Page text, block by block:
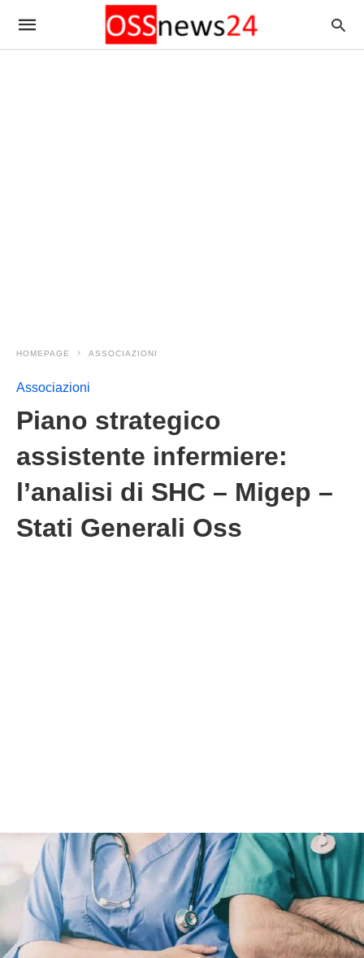
HOMEPAGE ASSOCIAZIONI
Associazioni
Piano strategico
assistente infermiere:
l’analisi di SHC – Migep –
Stati Generali Oss